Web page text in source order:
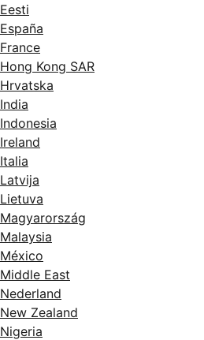
Eesti
España
France
Hong Kong SAR
Hrvatska
India
Indonesia
Ireland
Italia
Latvija
Lietuva
Magyarország
Malaysia
México
Middle East
Nederland
New Zealand
Nigeria